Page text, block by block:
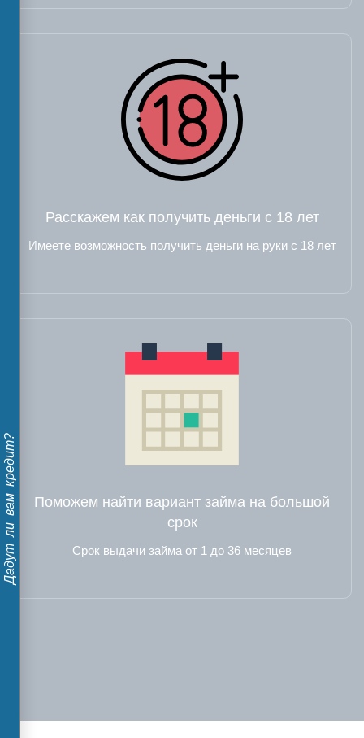
Дадут ли вам кредит?
Расскажем как получить деньги с 18 лет
Имеете возможность получить деньги на руки с 18 лет
Поможем найти вариант займа на большой
срок
Срок выдачи займа от 1 до 36 месяцев